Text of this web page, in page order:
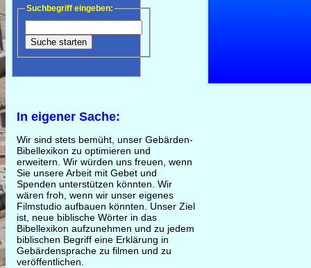
Suchbegriff eingeben:
In eigener Sache:
Wir sind stets bemüht, unser Gebärden-
Bibellexikon zu optimieren und
erweitern. Wir würden uns freuen, wenn
Sie unsere Arbeit mit Gebet und
Spenden unterstützen könnten. Wir
wären froh, wenn wir unser eigenes
Filmstudio aufbauen könnten. Unser Ziel
ist, neue biblische Wörter in das
Bibellexikon aufzunehmen und zu jedem
biblischen Begriff eine Erklärung in
Gebärdensprache zu filmen und zu
veröffentlichen.